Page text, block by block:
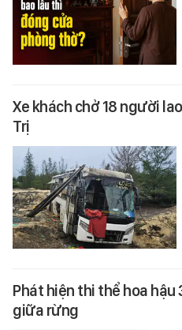
Xe khách chở 18 người
Trị
Phát hiện thi thể hoa
giữa rừng